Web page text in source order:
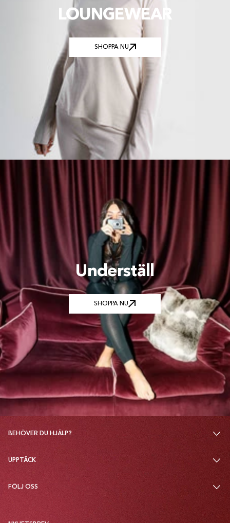
LOUNGEWEAR
SHOPPA NU
Underställ
SHOPPA NU
BEHÖVER DU HJÄLP?
UPPTÄCK
FÖLJ OSS